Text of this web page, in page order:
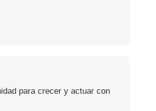
para crecer y actuar con